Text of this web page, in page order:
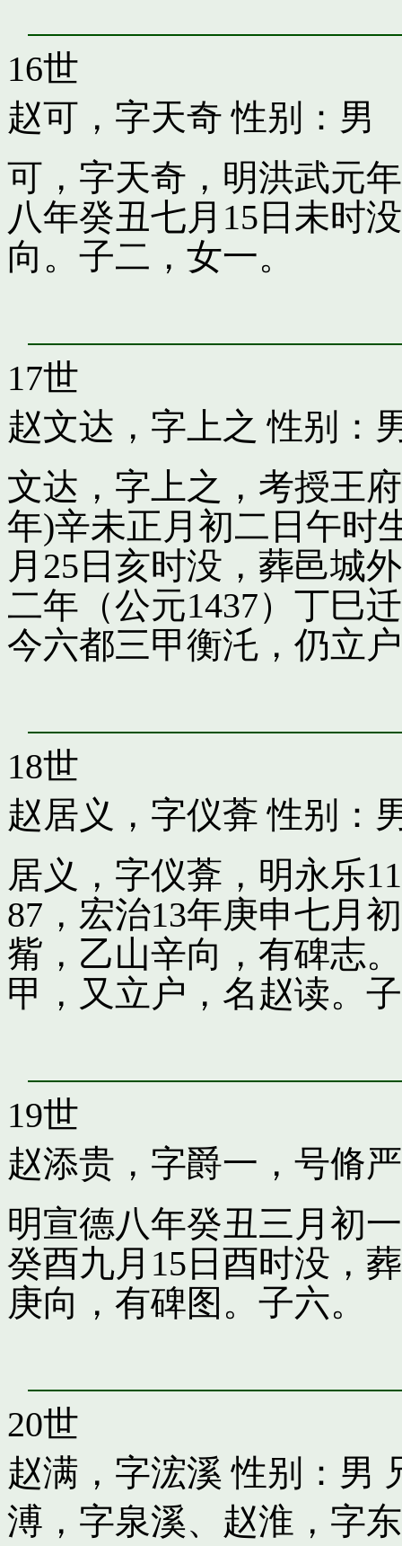
16世
赵可，字天奇 性别：男
可，字天奇，明洪武元
八年癸丑七月15日未时
向。子二，女一。
17世
赵文达，字上之 性别：
文达，字上之，考授王
年)辛未正月初二日午时
月25日亥时没，葬邑城
二年（公元1437）丁巳
今六都三甲衡汑，仍立
18世
赵居义，字仪葊 性别：
居义，字仪葊，明永乐
87，宏治13年庚申七月
觜，乙山辛向，有碑志
甲，又立户，名赵读。
19世
赵添贵，字爵一，号脩严
明宣德八年癸丑三月初
癸酉九月15日酉时没，
庚向，有碑图。子六。
20世
赵满，字浤溪 性别：男
溥，字泉溪、 赵淮，字